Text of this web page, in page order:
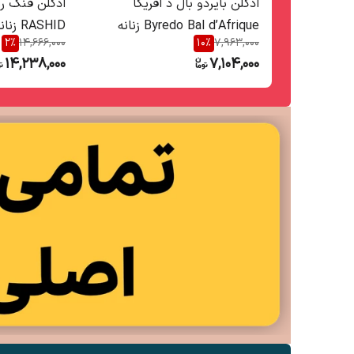
ادکلن بایردو بال د افریکا
Byredo Bal d’Afrique زنانه
مردانه
7,963,000
10%
7,104,000
RASHID زنانه مردانه
14,666,000
2%
14,238,000